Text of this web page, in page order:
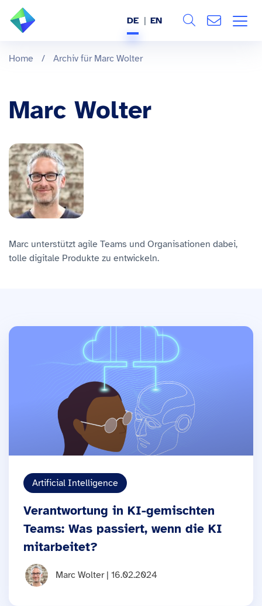
ÜBER UNS
BRANCHEN
REFERENZEN
WISSEN & EVENTS
KARRIERE
DE EN
Home / Archiv für Marc Wolter
Marc Wolter
Marc unterstützt agile Teams und Organisationen dabei,
tolle digitale Produkte zu entwickeln.
Artificial Intelligence
Verantwortung in KI-gemischten
Teams: Was passiert, wenn die KI
mitarbeitet?
Marc Wolter | 16.02.2024